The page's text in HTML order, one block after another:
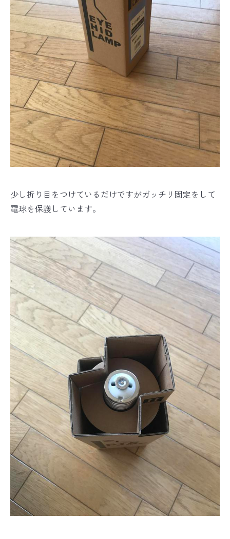
少し折り目をつけているだけですがガッチリ固定をして
電球を保護しています。